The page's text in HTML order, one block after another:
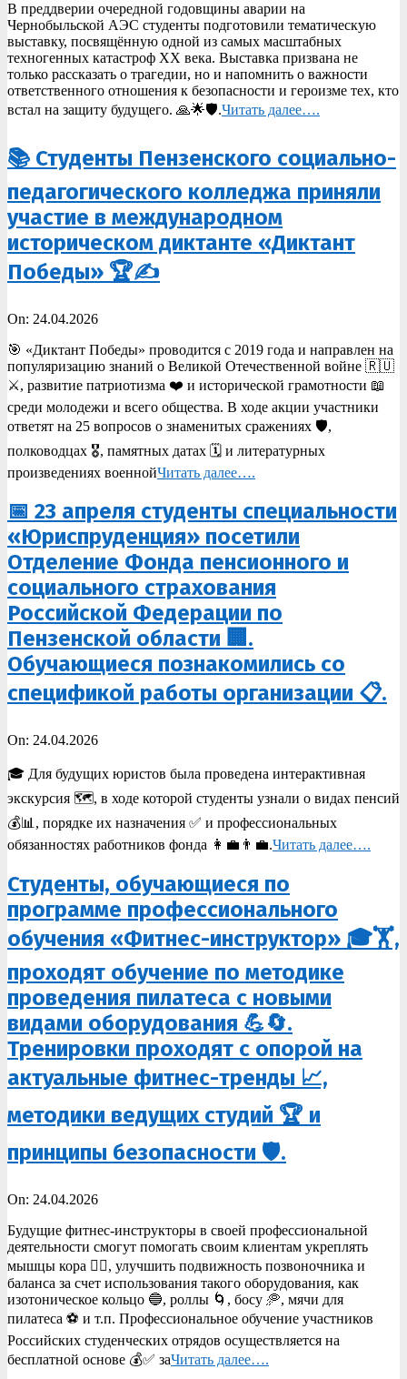
27
В преддверии очередной годовщины аварии на
Чернобыльской АЭС студенты подготовили тематическую
выставку, посвящённую одной из самых масштабных
техногенных катастроф XX века. Выставка призвана не
только рассказать о трагедии, но и напомнить о важности
ответственного отношения к безопасности и героизме тех, кто
встал на защиту будущего. 🙏🌟🛡️.Читать далее….
📚 Студенты Пензенского социально-
педагогического колледжа приняли
участие в международном
историческом диктанте «Диктант
Победы» 🏆✍️
2026-
24
On: 24.04.2026
🎯 «Диктант Победы» проводится с 2019 года и направлен на
популяризацию знаний о Великой Отечественной войне 🇷🇺
⚔️, развитие патриотизма ❤️ и исторической грамотности 📖
среди молодежи и всего общества. В ходе акции участники
ответят на 25 вопросов о знаменитых сражениях 🛡️,
полководцах 🎖️, памятных датах 🗓️ и литературных
произведениях военнойЧитать далее….
📅 23 апреля студенты специальности
«Юриспруденция» посетили
Отделение Фонда пенсионного и
социального страхования
Российской Федерации по
Пензенской области 🏢.
Обучающиеся познакомились со
спецификой работы организации 📋.
2026-
24
On: 24.04.2026
🎓 Для будущих юристов была проведена интерактивная
экскурсия 🗺️, в ходе которой студенты узнали о видах пенсий
💰📊, порядке их назначения ✅ и профессиональных
обязанностях работников фонда 👩‍💼👨‍💼.Читать далее….
Студенты, обучающиеся по
программе профессионального
обучения «Фитнес-инструктор» 🎓🏋️,
проходят обучение по методике
проведения пилатеса с новыми
видами оборудования 💪🔄.
Тренировки проходят с опорой на
актуальные фитнес-тренды 📈,
методики ведущих студий 🏆 и
принципы безопасности 🛡️.
2026-
24
On: 24.04.2026
Будущие фитнес-инструкторы в своей профессиональной
деятельности смогут помогать своим клиентам укреплять
мышцы кора 🧍‍♂️, улучшить подвижность позвоночника и
баланса за счет использования такого оборудования, как
изотоническое кольцо 🔵, роллы 🌀, босу 🥏, мячи для
пилатеса ⚽ и т.п. Профессиональное обучение участников
Российских студенческих отрядов осуществляется на
бесплатной основе 💰✅ заЧитать далее….